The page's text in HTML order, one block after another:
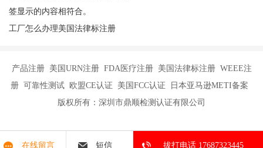
签显示的内容相符合。
工厂怎么办理美国法律标注册
产品注册 美国URN注册 FDA医疗注册 美国法律标注册 WEEE注
册 可靠性测试 欧盟CE认证 美国FCC认证 日本亚马逊METI备案
版权所有：深圳市鼎顺检测认证有限公司
在线留言 短信 拔打电话 17687323445